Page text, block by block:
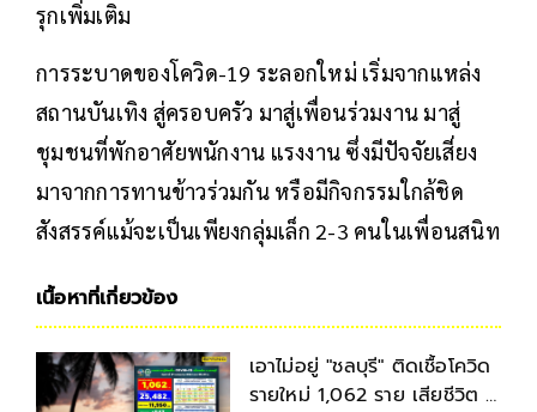
รุกเพิ่มเติม
การระบาดของโควิด-19 ระลอกใหม่ เริ่มจากแหล่ง
สถานบันเทิง สู่ครอบครัว มาสู่เพื่อนร่วมงาน มาสู่
ชุมชนที่พักอาศัยพนักงาน แรงงาน ซึ่งมีปัจจัยเสี่ยง
มาจากการทานข้าวร่วมกัน หรือมีกิจกรรมใกล้ชิด
สังสรรค์แม้จะเป็นเพียงกลุ่มเล็ก 2-3 คนในเพื่อนสนิท
เนื้อหาที่เกี่ยวข้อง
เอาไม่อยู่ "ชลบุรี" ติดเชื้อโควิด
รายใหม่ 1,062 ราย เสียชีวิต 6